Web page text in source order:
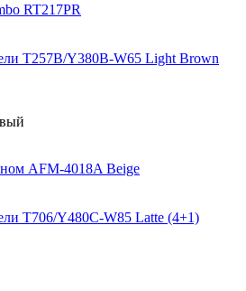
RT217PR
T257B/Y380B-W65 Light Brown
AFM-4018A Beige
T706/Y480C-W85 Latte (4+1)